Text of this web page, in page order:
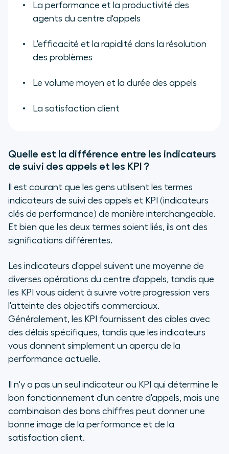
La performance et la productivité des
agents du centre d'appels
L'efficacité et la rapidité dans la résolution
des problèmes
Le volume moyen et la durée des appels
La satisfaction client
Quelle est la différence entre les indicateurs
de suivi des appels et les KPI ?
Il est courant que les gens utilisent les termes
indicateurs de suivi des appels et KPI (indicateurs
clés de performance) de manière interchangeable.
Et bien que les deux termes soient liés, ils ont des
significations différentes.
Les indicateurs d'appel suivent une moyenne de
diverses opérations du centre d'appels, tandis que
les KPI vous aident à suivre votre progression vers
l'atteinte des objectifs commerciaux.
Généralement, les KPI fournissent des cibles avec
des délais spécifiques, tandis que les indicateurs
vous donnent simplement un aperçu de la
performance actuelle.
Il n'y a pas un seul indicateur ou KPI qui détermine le
bon fonctionnement d'un centre d'appels, mais une
combinaison des bons chiffres peut donner une
bonne image de la performance et de la
satisfaction client.